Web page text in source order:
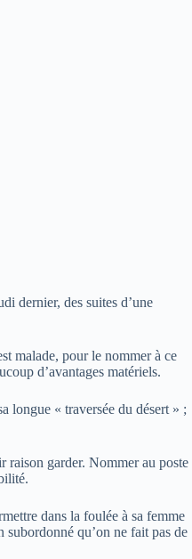
dernier, des suites d’une
malade, pour le nommer à ce
d’avantages matériels.
longue « traversée du désert » ;
raison garder. Nommer au poste
dans la foulée à sa femme
qu’on ne fait pas de